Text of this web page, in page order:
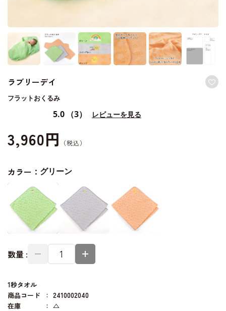
ラブリーデイ
フラットおくるみ
5.0 （3） レビューを見る
3,960円
カラー： グリーン
数量 :
1秒タオル
商品コード
2410002040
在庫
△